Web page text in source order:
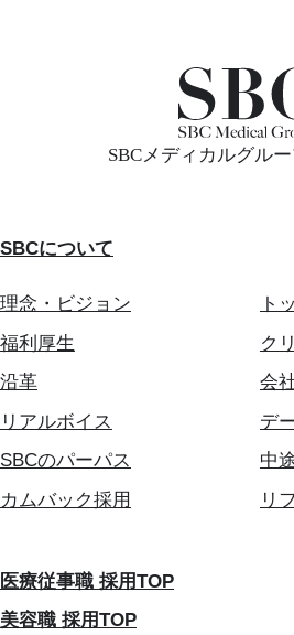
SBCメディカルグル
SBCについて
理念・ビジョン
ト
福利厚生
ク
沿革
会
リアルボイス
デ
SBCのパーパス
中
カムバック採用
リ
医療従事職 採用TOP
美容職 採用TOP